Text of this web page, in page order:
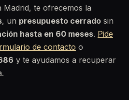
Madrid, te ofrecemos la
, un presupuesto cerrado sin
hasta en 60 meses. Pide
de contacto o
y te ayudamos a recuperar